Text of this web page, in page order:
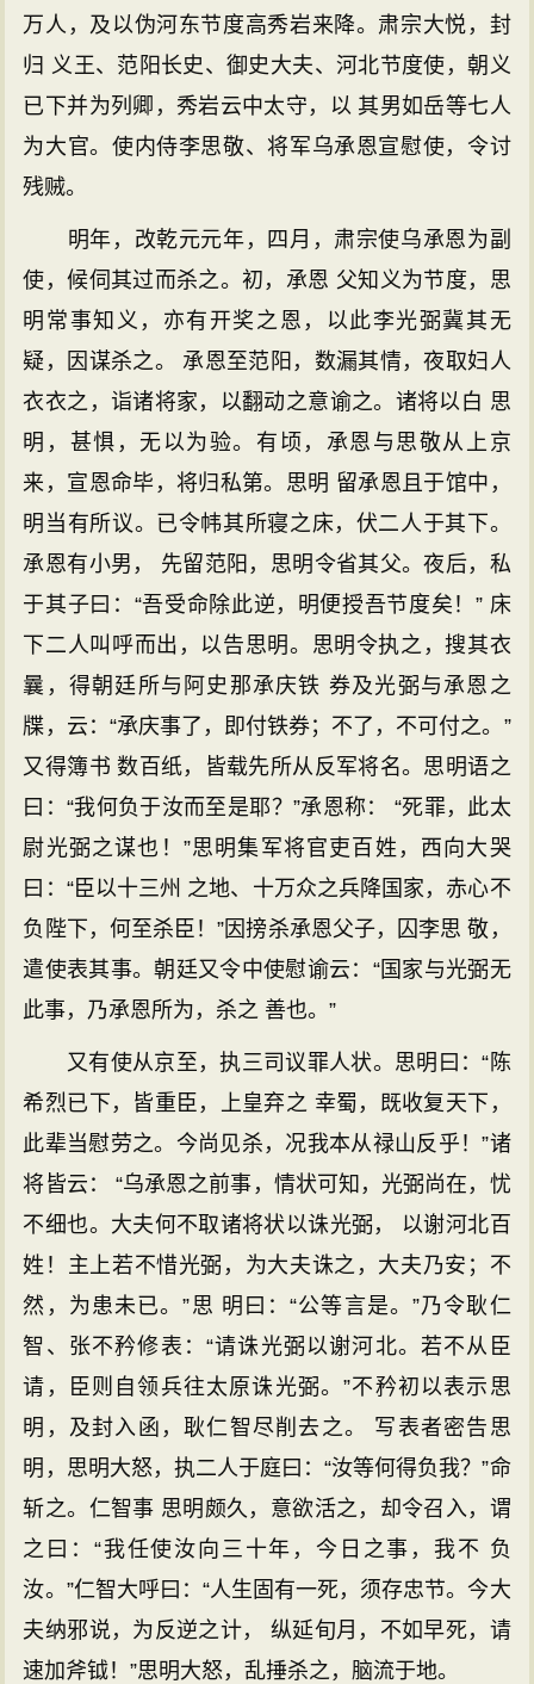
万人，及以伪河东节度高秀岩来降。肃宗大悦，封
归 义王、范阳长史、御史大夫、河北节度使，朝义
已下并为列卿，秀岩云中太守，以 其男如岳等七人
为大官。使内侍李思敬、将军乌承恩宣慰使，令讨
残贼。
明年，改乾元元年，四月，肃宗使乌承恩为副
使，候伺其过而杀之。初，承恩 父知义为节度，思
明常事知义，亦有开奖之恩，以此李光弼冀其无
疑，因谋杀之。 承恩至范阳，数漏其情，夜取妇人
衣衣之，诣诸将家，以翻动之意谕之。诸将以白 思
明，甚惧，无以为验。有顷，承恩与思敬从上京
来，宣恩命毕，将归私第。思明 留承恩且于馆中，
明当有所议。已令帏其所寝之床，伏二人于其下。
承恩有小男， 先留范阳，思明令省其父。夜后，私
于其子曰：“吾受命除此逆，明便授吾节度矣！” 床
下二人叫呼而出，以告思明。思明令执之，搜其衣
曩，得朝廷所与阿史那承庆铁 券及光弼与承恩之
牒，云：“承庆事了，即付铁券；不了，不可付之。”
又得簿书 数百纸，皆载先所从反军将名。思明语之
曰：“我何负于汝而至是耶？”承恩称： “死罪，此太
尉光弼之谋也！”思明集军将官吏百姓，西向大哭
曰：“臣以十三州 之地、十万众之兵降国家，赤心不
负陛下，何至杀臣！”因搒杀承恩父子，囚李思 敬，
遣使表其事。朝廷又令中使慰谕云：“国家与光弼无
此事，乃承恩所为，杀之 善也。”
又有使从京至，执三司议罪人状。思明曰：“陈
希烈已下，皆重臣，上皇弃之 幸蜀，既收复天下，
此辈当慰劳之。今尚见杀，况我本从禄山反乎！”诸
将皆云： “乌承恩之前事，情状可知，光弼尚在，忧
不细也。大夫何不取诸将状以诛光弼， 以谢河北百
姓！主上若不惜光弼，为大夫诛之，大夫乃安；不
然，为患未已。”思 明曰：“公等言是。”乃令耿仁
智、张不矜修表：“请诛光弼以谢河北。若不从臣
请，臣则自领兵往太原诛光弼。”不矜初以表示思
明，及封入函，耿仁智尽削去之。 写表者密告思
明，思明大怒，执二人于庭曰：“汝等何得负我？”命
斩之。仁智事 思明颇久，意欲活之，却令召入，谓
之曰：“我任使汝向三十年，今日之事，我不 负
汝。”仁智大呼曰：“人生固有一死，须存忠节。今大
夫纳邪说，为反逆之计， 纵延旬月，不如早死，请
速加斧钺！”思明大怒，乱捶杀之，脑流于地。